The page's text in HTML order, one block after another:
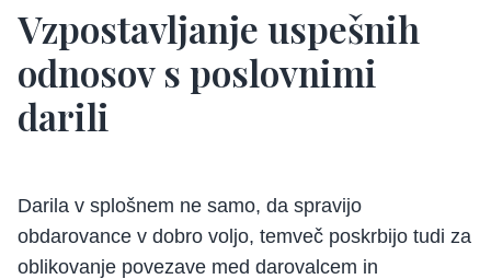
Vzpostavljanje uspešnih
odnosov s poslovnimi
darili
Darila v splošnem ne samo, da spravijo
obdarovance v dobro voljo, temveč poskrbijo tudi za
oblikovanje povezave med darovalcem in